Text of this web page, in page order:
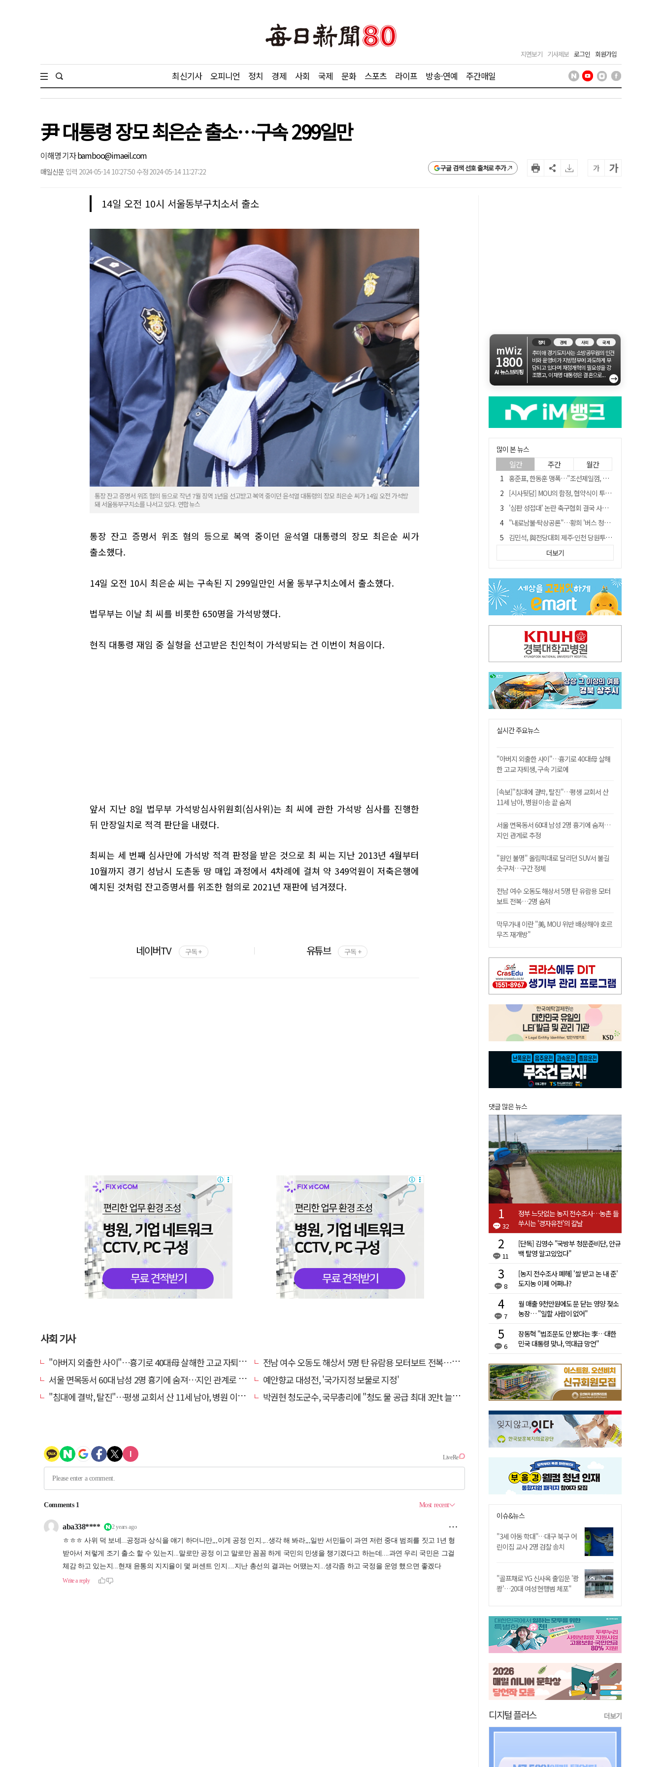
지면보기 기사제보 로그인 회원가입
최신기사 오피니언 정치 경제 사회 국제 문화 스포츠 라이프 방송·연예 주간매일
尹 대통령 장모 최은순 출소…구속 299일만
이해명 기자bamboo@imaeil.com
매일신문 입력 2024-05-14 10:27:50 수정 2024-05-14 11:27:22 구글 검색 선호 출처로 추가 가 가
14일 오전 10시 서울동부구치소서 출소
통장 잔고 증명서 위조 혐의 등으로 작년 7월 징역 1년을 선고받고 복역 중이던 윤석열 대통령의 장모 최은순 씨가 14일 오전 가석방
돼 서울동부구치소를 나서고 있다. 연합뉴스
통장 잔고 증명서 위조 혐의 등으로 복역 중이던 윤석열 대통령의 장모 최은순 씨가
출소했다.
14일 오전 10시 최은순 씨는 구속된 지 299일만인 서울 동부구치소에서 출소했다.
법무부는 이날 최 씨를 비롯한 650명을 가석방했다.
현직 대통령 재임 중 실형을 선고받은 친인척이 가석방되는 건 이번이 처음이다.
앞서 지난 8일 법무부 가석방심사위원회(심사위)는 최 씨에 관한 가석방 심사를 진행한
뒤 만장일치로 적격 판단을 내렸다.
최씨는 세 번째 심사만에 가석방 적격 판정을 받은 것으로 최 씨는 지난 2013년 4월부터
10월까지 경기 성남시 도촌동 땅 매입 과정에서 4차례에 걸쳐 약 349억원이 저축은행에
예치된 것처럼 잔고증명서를 위조한 혐의로 2021년 재판에 넘겨졌다.
네이버TV 구독 + 유튜브 구독 +
사회 기사
"아버지 외출한 사이"…흉기로 40대母 살해한 고교 자퇴생, 구속 기로에
전남 여수 오동도 해상서 5명 탄 유람용 모터보트 전복…2명 숨져
서울 면목동서 60대 남성 2명 흉기에 숨져…지인 관계로 추정
예안향교 대성전, '국가지정 보물로 지정'
"침대에 결박, 탈진"…평생 교회서 산 11세 남아, 병원 이송 끝 숨져
박권현 청도군수, 국무총리에 "청도 물 공급 최대 3만t 늘려달라"
mWiz
1800
AI 뉴스브리핑
정치 경제 사회 국제
추미애 경기도지사는 소방공무원의 인건
비와 운영비가 지방정부에 과도하게 부
담되고 있다며 재정개혁의 필요성을 강
조했고, 이재명 대통령은 결혼으로...
→
많이 본 뉴스
일간 주간 월간
홍준표, 한동훈 맹폭…"조선제일껌, 권력에 살고 권력에 죽었다"
[시사뒷담] MOU의 함정, 협약식이 투자 확정은 아니긴 해
'심판 성접대' 논란 축구협회 결국 사과…"깊이 반성, 쇄신하겠다"
"내로남불·탁상공론"…황희 '버스 청년주택' 제안에 與 내부서도 쓴소리
김민석, 與전당대회 제주·인천 당원투표서 승리…누적 득표는 '초박빙'
"경로당 통장에 비밀번호가 적혀 있다"…전국 돌며 경로당 13곳 턴 30대 구속
"침대에 결박, 탈진"…평생 교회서 산 11세 남아, 병원 이송 끝 숨져
휠체어 환자 발로 밀어 숨지게 한 70대 간병인…2심도 집행유예
[금주의 이슈] 하늘의 외계인, 바다의 귀향자…영화 '호프'와 '오디세이'
더보기
실시간 주요뉴스
"아버지 외출한 사이"…흉기로 40대母 살해
한 고교 자퇴생, 구속 기로에
[속보]"침대에 결박, 탈진"…평생 교회서 산
11세 남아, 병원 이송 끝 숨져
서울 면목동서 60대 남성 2명 흉기에 숨져…
지인 관계로 추정
"원인 불명" 올림픽대로 달리던 SUV서 불길
솟구쳐…구간 정체
전남 여수 오동도 해상서 5명 탄 유람용 모터
보트 전복…2명 숨져
막무가내 이란 "美, MOU 위반 배상해야 호르
무즈 재개방"
댓글 많은 뉴스
32
정부 느닷없는 농지 전수조사…농촌 들
쑤시는 '경자유전'의 칼날
11
[단독] 김영수 "국방부 청문준비단, 안규
백 탈영 알고있었다"
8
[농지 전수조사 폐해] '쌀 받고 논 내 준'
도지농 이제 어쩌나?
7
월 매출 9천만원에도 문 닫는 영양 젖소
농장… "일할 사람이 없어"
6
장동혁 "법조문도 안 봤다는 李…대한
민국 대통령 맞나, 역대급 망언"
이슈&뉴스
"3세 아동 학대"…대구 북구 어
린이집 교사 2명 검찰 송치
"골프채로 YG 신사옥 출입문 '쾅
쾅'…20대 여성 현행범 체포"
디지털 플러스 더보기